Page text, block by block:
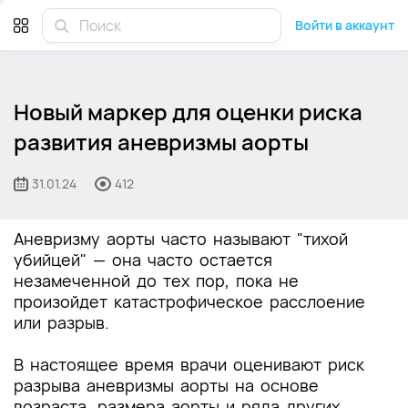
Войти в аккаунт
Новый маркер для оценки риска
развития аневризмы аорты
31.01.24 412
Аневризму аорты часто называют "тихой
убийцей" — она часто остается
незамеченной до тех пор, пока не
произойдет катастрофическое расслоение
или разрыв.
В настоящее время врачи оценивают риск
разрыва аневризмы аорты на основе